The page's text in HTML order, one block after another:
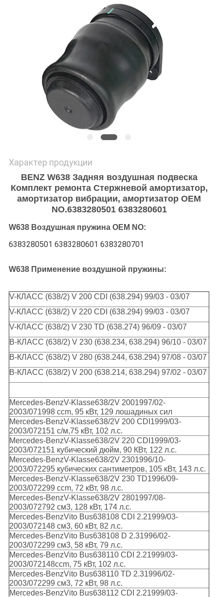
Характер продукции
BENZ W638 Задняя воздушная подвеска
Комплект ремонта Стержневой амортизатор,
амортизатор вибрации, амортизатор OEM
NO.6383280501 6383280601
W638 Воздушная пружина OEM NO:
6383280501 6383280601 6383280701
W638 Применение воздушной пружины:
V-КЛАСС (638/2) V 200 CDI (638.294) 99/03 - 03/07
V-КЛАСС (638/2) V 220 CDI (638.294) 99/03 - 03/07
V-КЛАСС (638/2) V 230 TD (638.274) 96/09 - 03/07
В-КЛАСС (638/2) V 230 (638.234, 638.294) 96/10 - 03/07
В-КЛАСС (638/2) V 280 (638.244, 638.294) 97/08 - 03/07
В-КЛАСС (638/2) V 200 (638.214, 638.294) 97/02 - 03/07
Mercedes-BenzV-Klasse638/2V 2001997/02-
2003/071998 ccm, 95 кВт, 129 лошадиных сил
Mercedes-BenzV-Klasse638/2V 200 CDI1999/03-
2003/072151 с/м,75 кВт, 102 л.с.
Mercedes-BenzV-Klasse638/2V 220 CDI1999/03-
2003/072151 кубический дюйм, 90 КВт, 122 л.с.
Mercedes-BenzV-Klasse638/2V 2301996/10-
2003/072295 кубических сантиметров, 105 кВт, 143 л.с.
Mercedes-BenzV-Klasse638/2V 230 TD1996/09-
2003/072299 ccm, 72 кВт, 98 л.с.
Mercedes-BenzV-Klasse638/2V 2801997/08-
2003/072792 см3, 128 кВт, 174 л.с.
Mercedes-BenzVito Bus638108 CDI 2.21999/03-
2003/072148 см3, 60 кВт, 82 л.с.
Mercedes-BenzVito Bus638108 D 2.31996/02-
2003/072299 см3, 58 кВт, 79 л.с.
Mercedes-BenzVito Bus638110 CDI 2.21999/03-
2003/072148ccm, 75 кВт, 102 л.с.
Mercedes-BenzVito Bus638110 TD 2.31996/02-
2003/072299 см3, 72 кВт, 98 л.с.
Mercedes-BenzVito Bus638112 CDI 2.21999/03-